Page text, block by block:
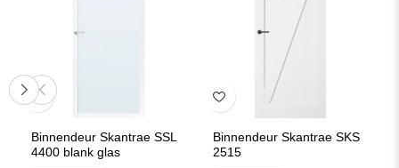
Binnendeur Skantrae SSL
4400 blank glas
Binnendeur Skantrae SKS
2515